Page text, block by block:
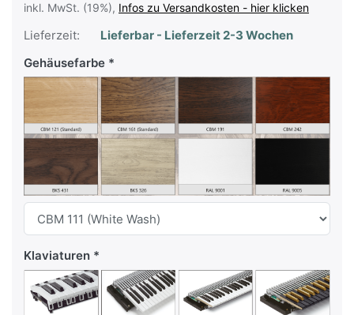
inkl. MwSt. (19%), Infos zu Versandkosten - hier klicken
Lieferzeit:
Lieferbar - Lieferzeit 2-3 Wochen
Gehäusefarbe
Klaviaturen